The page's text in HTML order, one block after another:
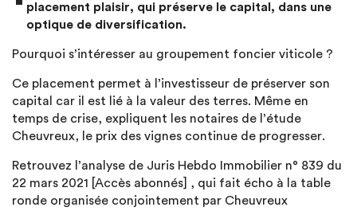
placement plaisir, qui préserve le capital, dans une
optique de diversification.
Pourquoi s’intéresser au groupement foncier viticole ?
Ce placement permet à l’investisseur de préserver son
capital car il est lié à la valeur des terres. Même en
temps de crise, expliquent les notaires de l’étude
Cheuvreux, le prix des vignes continue de progresser.
Retrouvez l’analyse de Juris Hebdo Immobilier n° 839 du
22 mars 2021 [Accès abonnés] , qui fait écho à la table
ronde organisée conjointement par Cheuvreux